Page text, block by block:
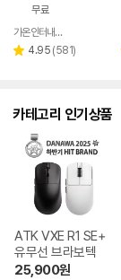
무료
페이
가온인터내셔날
별 4.95 리
(581)
카테고리 인기상품
ATK VXE R1 SE+
유무선 브라보텍
25,900원